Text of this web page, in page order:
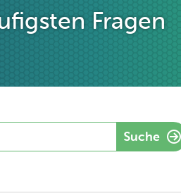
Fragen
Suche